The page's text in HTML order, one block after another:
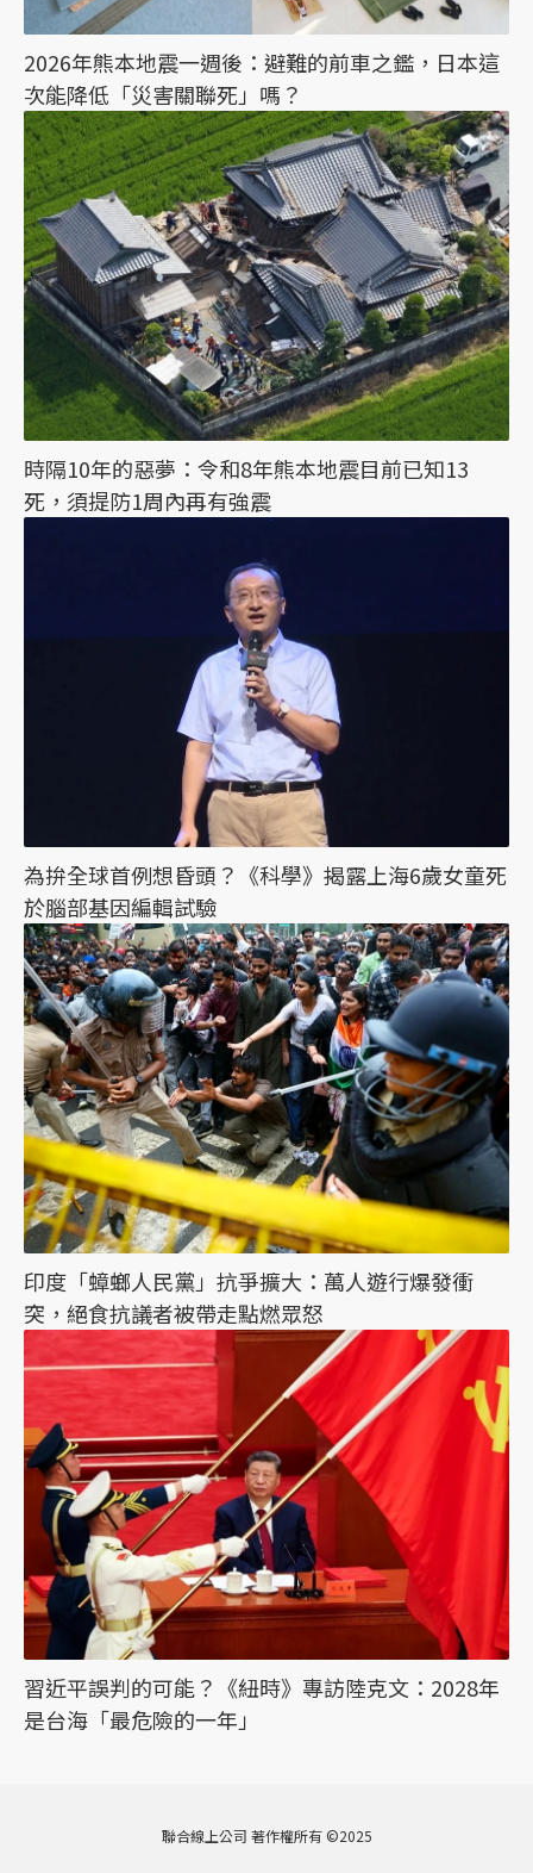
2026年熊本地震一週後：避難的前車之鑑，日本這
次能降低「災害關聯死」嗎？
時隔10年的惡夢：令和8年熊本地震目前已知13
死，須提防1周內再有強震
為拚全球首例想昏頭？《科學》揭露上海6歲女童死
於腦部基因編輯試驗
印度「蟑螂人民黨」抗爭擴大：萬人遊行爆發衝
突，絕食抗議者被帶走點燃眾怒
習近平誤判的可能？《紐時》專訪陸克文：2028年
是台海「最危險的一年」
聯合線上公司 著作權所有 ©2025